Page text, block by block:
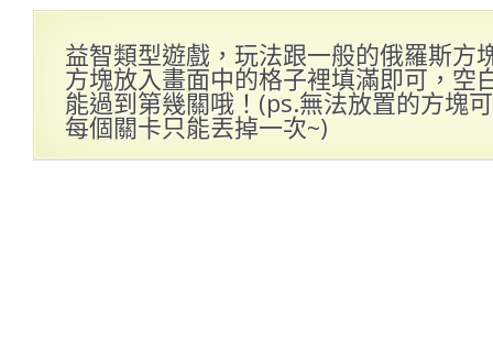
益智類型遊戲，玩法跟一般的俄羅斯方
方塊放入畫面中的格子裡填滿即可，空
能過到第幾關哦！(ps.無法放置的方塊
每個關卡只能丟掉一次~)